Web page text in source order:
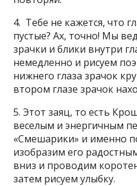
4. Тебе не кажется, что
пустые? Ах, точно! Мы
зрачки и блики внутри
немедленно и рисуем
нижнего глаза зрачок
втором глазе зрачок
5. Этот заяц, то есть
веселым и энергичным
«Смешарики» и именно
изобразим его
вниз и проводим
затем рисуем улыбку.